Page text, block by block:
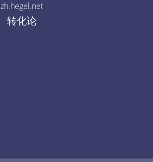
zh.hegel.net
转化论